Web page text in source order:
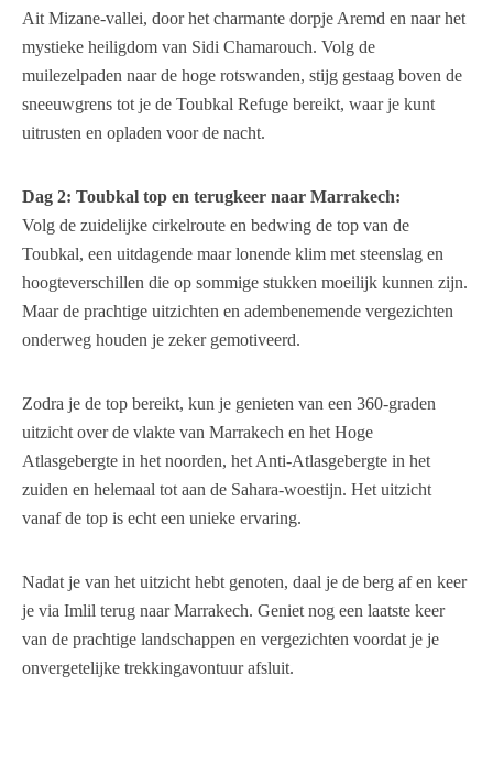
Ait Mizane-vallei, door het charmante dorpje Aremd en naar het
mystieke heiligdom van Sidi Chamarouch. Volg de
muilezelpaden naar de hoge rotswanden, stijg gestaag boven de
sneeuwgrens tot je de Toubkal Refuge bereikt, waar je kunt
uitrusten en opladen voor de nacht.
Dag 2: Toubkal top en terugkeer naar Marrakech:
Volg de zuidelijke cirkelroute en bedwing de top van de
Toubkal, een uitdagende maar lonende klim met steenslag en
hoogteverschillen die op sommige stukken moeilijk kunnen zijn.
Maar de prachtige uitzichten en adembenemende vergezichten
onderweg houden je zeker gemotiveerd.
Zodra je de top bereikt, kun je genieten van een 360-graden
uitzicht over de vlakte van Marrakech en het Hoge
Atlasgebergte in het noorden, het Anti-Atlasgebergte in het
zuiden en helemaal tot aan de Sahara-woestijn. Het uitzicht
vanaf de top is echt een unieke ervaring.
Nadat je van het uitzicht hebt genoten, daal je de berg af en keer
je via Imlil terug naar Marrakech. Geniet nog een laatste keer
van de prachtige landschappen en vergezichten voordat je je
onvergetelijke trekkingavontuur afsluit.